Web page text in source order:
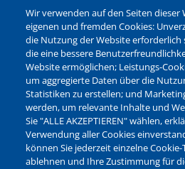
Barrierefreiheit
Leichte Sprache
Bankverbindungen
Pressestelle
Kontakt
NEWSLETTER
Jetzt die verschiedenen
abonnieren:
Wir verwenden auf den Seiten dieser
eigenen und fremden Cookies:
die Nutzung der Website
die eine bessere
Website ermöglichen; Leistungs-
um aggregierte Daten über die
Statistiken zu erstellen; und
werden, um relevante Inhalte und
Sie "ALLE AKZEPTIEREN" wählen,
Verwendung aller Cookies
können Sie jederzeit einzelne
ablehnen und Ihre Zustimmung für